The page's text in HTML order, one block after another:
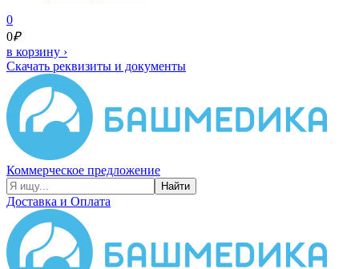
0
0₽
в корзину ›
Скачать реквизиты и документы
Коммерческое предложение
Найти
Доставка и Оплата